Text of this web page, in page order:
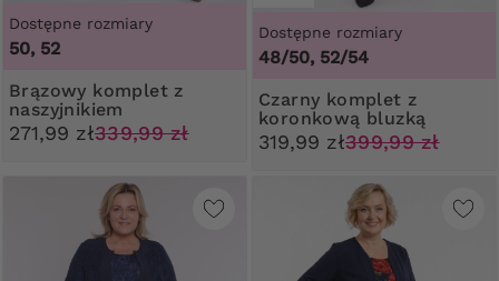
Dostępne rozmiary
50, 52
Brązowy komplet z
naszyjnikiem
271,99 zł339,99 zł
Dostępne rozmiary
48/50, 52/54
Czarny komplet z
koronkową bluzką
319,99 zł399,99 zł